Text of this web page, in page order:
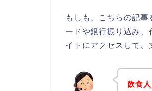
もしも、こちらの記
ードや銀行振り込み、
イトにアクセスして、
飲食